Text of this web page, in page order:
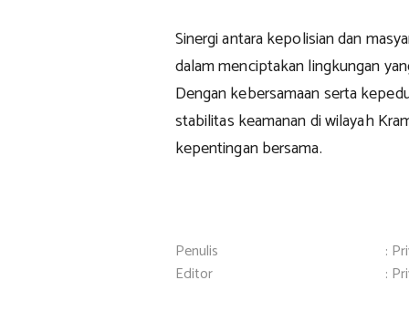
Sinergi antara kepolisian dan
dalam menciptakan lingkungan
Dengan kebersamaan serta
stabilitas keamanan di wilayah
kepentingan bersama.
Penulis
:
Editor
: